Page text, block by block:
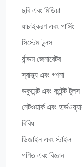
ছবি এবং মিডিয়া
যাচাইকরণ এবং পার্সিং
সিস্টেম টুলস
র্যান্ডম জেনারেটর
স্বাস্থ্য এবং গণনা
ডকুমেন্ট এবং কন্টেন্ট টুলস
নেটওয়ার্ক এবং
বিবিধ
ডিজাইন এবং স্টাইল
গণিত এবং বিজ্ঞান